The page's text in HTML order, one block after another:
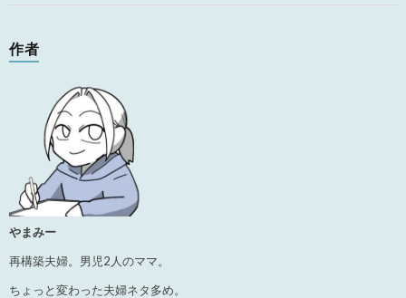
作者
やまみー
再構築夫婦。男児2人のママ。
ちょっと変わった夫婦ネタ多め。